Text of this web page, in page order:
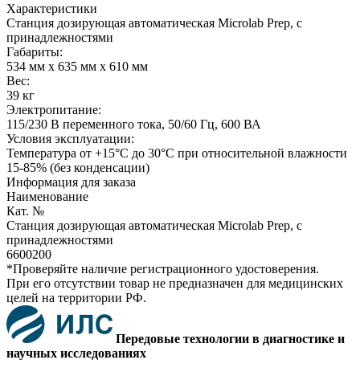
Характеристики
Станция дозирующая автоматическая Microlab Prep, с
принадлежностями
Габариты:
534 мм х 635 мм х 610 мм
Вес:
39 кг
Электропитание:
115/230 В переменного тока, 50/60 Гц, 600 ВА
Условия эксплуатации:
Температура от +15°C до 30°C при относительной влажности
15-85% (без конденсации)
Информация для заказа
Наименование
Кат. №
Станция дозирующая автоматическая Microlab Prep, с
принадлежностями
6600200
*Проверяйте наличие регистрационного удостоверения.
При его отсутствии товар не предназначен для медицинских
целей на территории РФ.
Передовые технологии в диагностике и
научных исследованиях